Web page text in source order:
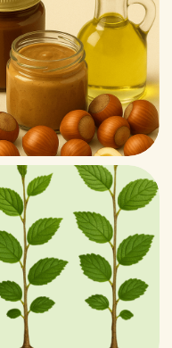
ШАГ